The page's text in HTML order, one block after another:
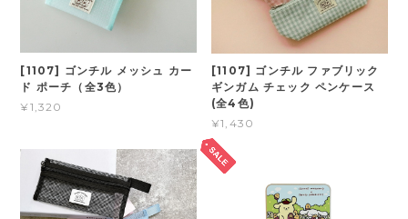
[1107] ゴンチル メッシュ カー
ド ポーチ（全3色）
¥1,320
[1107] ゴンチル ファブリック
ギンガム チェック ペンケース
(全4色)
¥1,430